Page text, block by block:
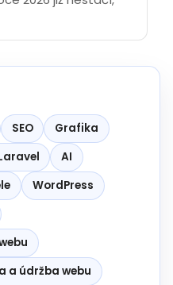
SEO
Grafika
AI
WordPress
a údržba webu